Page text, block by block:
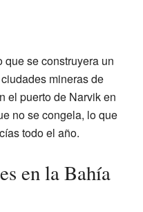
se construyera un
mineras de
el puerto de Narvik en
no se congela, lo que
todo el año.
en la Bahía